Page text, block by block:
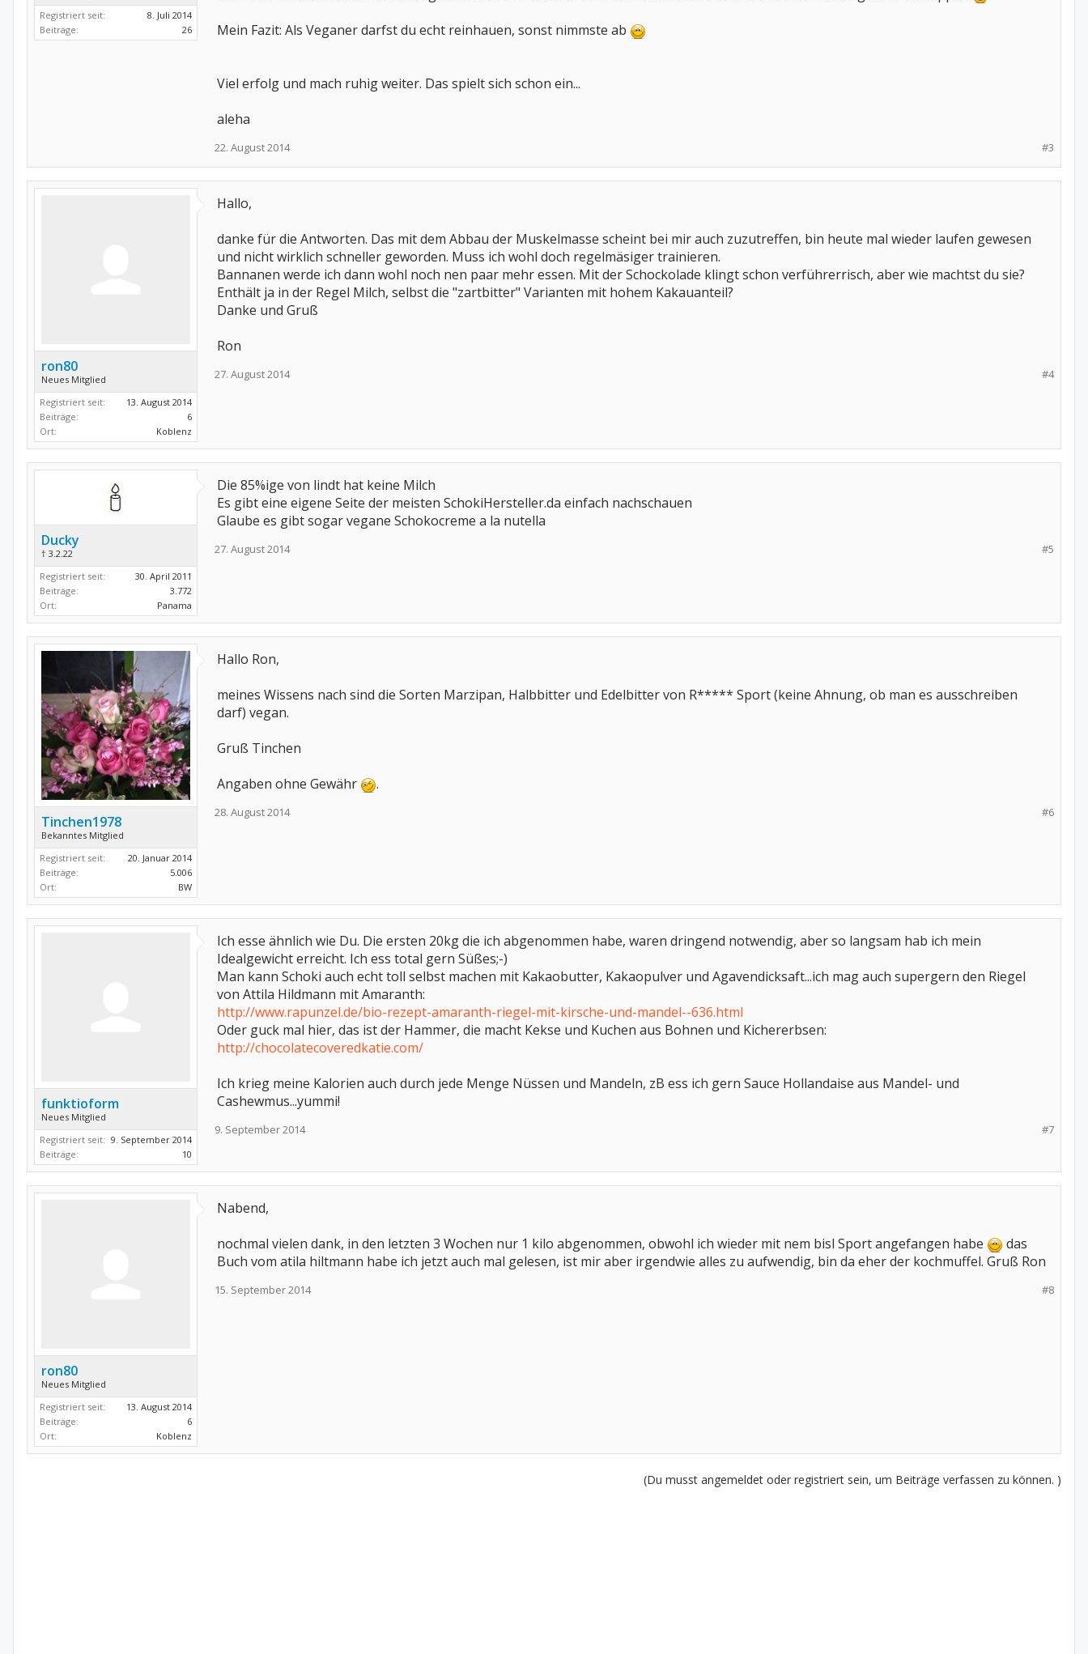
Registriert seit:
8. Juli 2014
Beiträge:
26
Mein Fazit: Als Veganer darfst du echt reinhauen, sonst nimmste ab
Viel erfolg und mach ruhig weiter. Das spielt sich schon ein...
aleha
#3
22. August 2014
ron80
Neues Mitglied
Registriert seit:
13. August 2014
Beiträge:
6
Ort:
Koblenz
Hallo,
danke für die Antworten. Das mit dem Abbau der Muskelmasse scheint bei mir auch zuzutreffen, bin heute mal wieder laufen gewesen
und nicht wirklich schneller geworden. Muss ich wohl doch regelmäsiger trainieren.
Bannanen werde ich dann wohl noch nen paar mehr essen. Mit der Schockolade klingt schon verführerrisch, aber wie machtst du sie?
Enthält ja in der Regel Milch, selbst die "zartbitter" Varianten mit hohem Kakauanteil?
Danke und Gruß
Ron
#4
27. August 2014
Ducky
† 3.2.22
Registriert seit:
30. April 2011
Beiträge:
3.772
Ort:
Panama
Die 85%ige von lindt hat keine Milch
Es gibt eine eigene Seite der meisten SchokiHersteller.da einfach nachschauen
Glaube es gibt sogar vegane Schokocreme a la nutella
#5
27. August 2014
Tinchen1978
Bekanntes Mitglied
Registriert seit:
20. Januar 2014
Beiträge:
5.006
Ort:
BW
Hallo Ron,
meines Wissens nach sind die Sorten Marzipan, Halbbitter und Edelbitter von R***** Sport (keine Ahnung, ob man es ausschreiben
darf) vegan.
Gruß Tinchen
Angaben ohne Gewähr
.
#6
28. August 2014
funktioform
Neues Mitglied
Registriert seit: 9. September 2014
Beiträge:
10
Ich esse ähnlich wie Du. Die ersten 20kg die ich abgenommen habe, waren dringend notwendig, aber so langsam hab ich mein
Idealgewicht erreicht. Ich ess total gern Süßes;-)
Man kann Schoki auch echt toll selbst machen mit Kakaobutter, Kakaopulver und Agavendicksaft...ich mag auch supergern den Riegel
von Attila Hildmann mit Amaranth:
http://www.rapunzel.de/bio-rezept-amaranth-riegel-mit-kirsche-und-mandel--636.html
Oder guck mal hier, das ist der Hammer, die macht Kekse und Kuchen aus Bohnen und Kichererbsen:
http://chocolatecoveredkatie.com/
Ich krieg meine Kalorien auch durch jede Menge Nüssen und Mandeln, zB ess ich gern Sauce Hollandaise aus Mandel- und
Cashewmus...yummi!
#7
9. September 2014
ron80
Neues Mitglied
Registriert seit:
13. August 2014
Beiträge:
6
Ort:
Koblenz
Nabend,
nochmal vielen dank, in den letzten 3 Wochen nur 1 kilo abgenommen, obwohl ich wieder mit nem bisl Sport angefangen habe
das
Buch vom atila hiltmann habe ich jetzt auch mal gelesen, ist mir aber irgendwie alles zu aufwendig, bin da eher der kochmuffel. Gruß Ron
#8
15. September 2014
(Du musst angemeldet oder registriert sein, um Beiträge verfassen zu können. )